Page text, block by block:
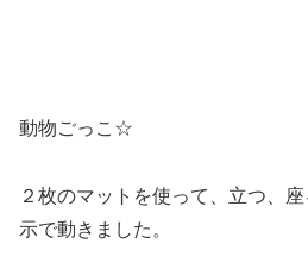
動物ごっこ☆
２枚のマットを使って、立つ、
示で動きました。